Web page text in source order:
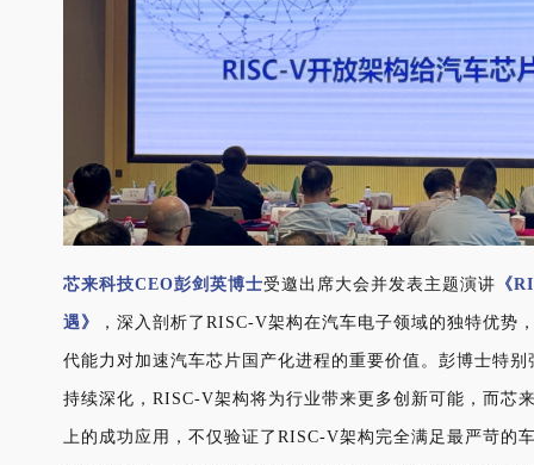
芯来科技CEO彭剑英博士受邀出席大会并发表主题演讲 《
遇》 ，深入剖析了 RISC-V架构在汽车电子领域的独特优势
代能力对加速汽车芯片国产化进程的重要价值。彭博士特
持续深化，RISC-V架构将为行业带来更多创新可能，而芯
上的成功应用，不仅验证了RISC-V架构完全满足最严苛的